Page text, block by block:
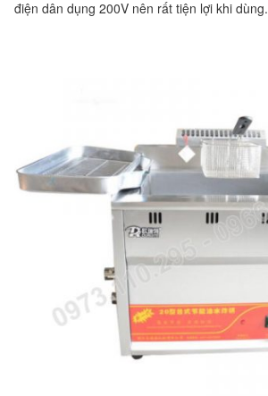
điện dân dụng 200V nên rất tiện lợi khi dùng.